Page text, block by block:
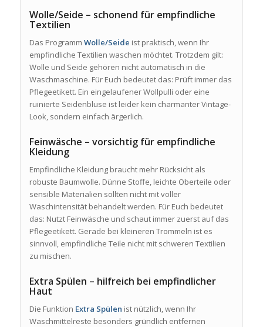
Wolle/Seide – schonend für empfindliche
Textilien
Das Programm Wolle/Seide ist praktisch, wenn Ihr
empfindliche Textilien waschen möchtet. Trotzdem gilt:
Wolle und Seide gehören nicht automatisch in die
Waschmaschine. Für Euch bedeutet das: Prüft immer das
Pflegeetikett. Ein eingelaufener Wollpulli oder eine
ruinierte Seidenbluse ist leider kein charmanter Vintage-
Look, sondern einfach ärgerlich.
Feinwäsche – vorsichtig für empfindliche
Kleidung
Empfindliche Kleidung braucht mehr Rücksicht als
robuste Baumwolle. Dünne Stoffe, leichte Oberteile oder
sensible Materialien sollten nicht mit voller
Waschintensität behandelt werden. Für Euch bedeutet
das: Nutzt Feinwäsche und schaut immer zuerst auf das
Pflegeetikett. Gerade bei kleineren Trommeln ist es
sinnvoll, empfindliche Teile nicht mit schweren Textilien
zu mischen.
Extra Spülen – hilfreich bei empfindlicher
Haut
Die Funktion Extra Spülen ist nützlich, wenn Ihr
Waschmittelreste besonders gründlich entfernen